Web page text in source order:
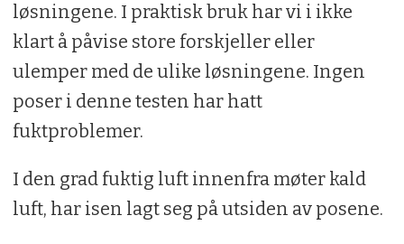
løsningene. I praktisk bruk har vi i ikke
klart å påvise store forskjeller eller
ulemper med de ulike løsningene. Ingen
poser i denne testen har hatt
fuktproblemer.
I den grad fuktig luft innenfra møter kald
luft, har isen lagt seg på utsiden av posene.